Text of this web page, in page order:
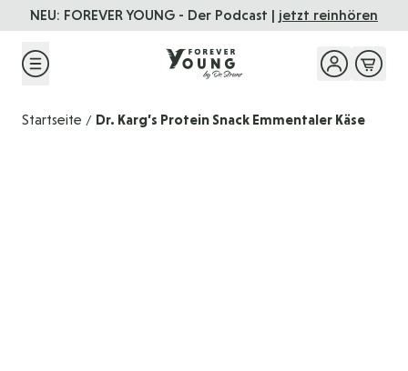
Direkt zum Inhalt
NEU: FOREVER YOUNG - Der Podcast | jetzt reinhören
Startseite / Dr. Karg’s Protein Snack Emmentaler Käse